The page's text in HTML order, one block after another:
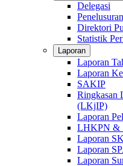
Delegasi
Direktori
Statistik
Laporan
Laporan
Laporan
SAKIP
Ringkasan
(LKjIP)
Laporan
LHKPN &
Laporan
Laporan
Laporan